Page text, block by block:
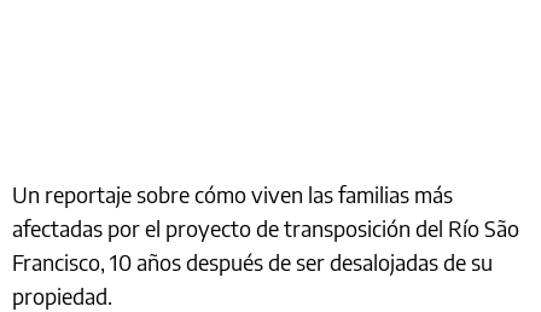
Un reportaje sobre cómo viven las familias más
afectadas por el proyecto de transposición del Río São
Francisco, 10 años después de ser desalojadas de su
propiedad.